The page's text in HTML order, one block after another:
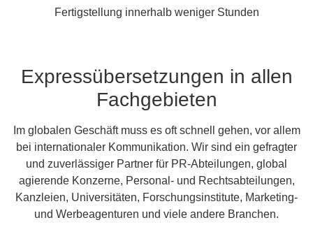
Fertigstellung innerhalb weniger Stunden
Expressübersetzungen in allen
Fachgebieten
Im globalen Geschäft muss es oft schnell gehen, vor allem
bei internationaler Kommunikation. Wir sind ein gefragter
und zuverlässiger Partner für PR-Abteilungen, global
agierende Konzerne, Personal- und Rechtsabteilungen,
Kanzleien, Universitäten, Forschungsinstitute, Marketing-
und Werbeagenturen und viele andere Branchen.